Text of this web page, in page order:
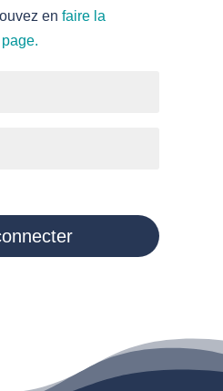
en faire la